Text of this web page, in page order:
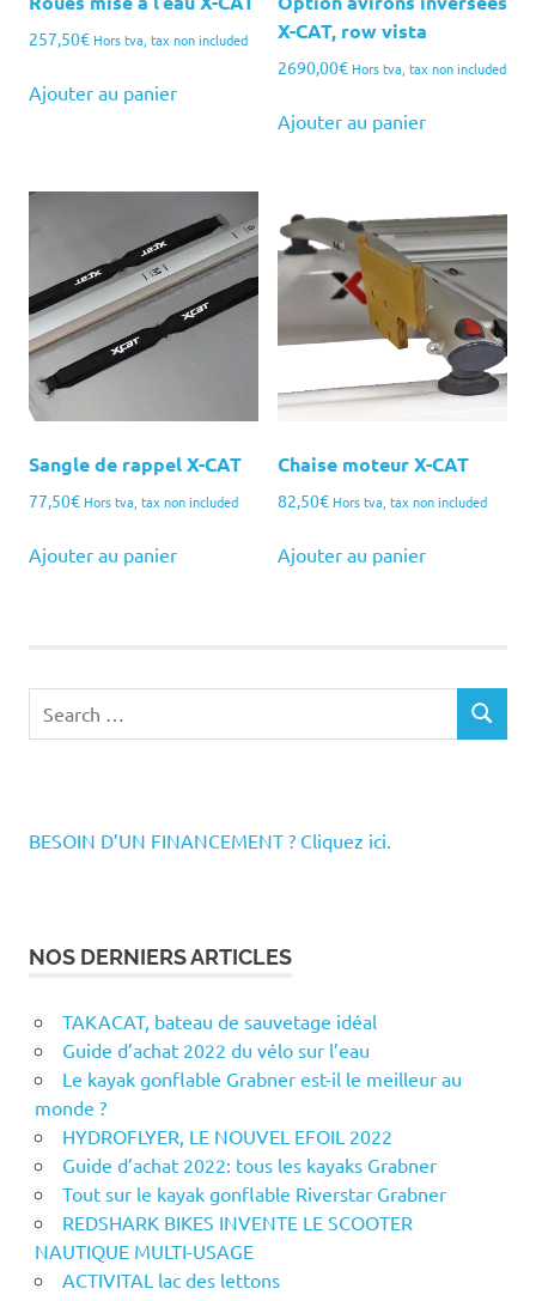
257,50€ Hors tva, tax non included
Ajouter au panier
X-CAT, row vista
2690,00€ Hors tva, tax non included
Ajouter au panier
Sangle de rappel X-CAT
77,50€ Hors tva, tax non included
Ajouter au panier
Chaise moteur X-CAT
82,50€ Hors tva, tax non included
Ajouter au panier
SEARCH
BESOIN D’UN FINANCEMENT ? Cliquez ici.
NOS DERNIERS ARTICLES
TAKACAT, bateau de sauvetage idéal
Guide d’achat 2022 du vélo sur l’eau
Le kayak gonflable Grabner est-il le meilleur au
monde ?
HYDROFLYER, LE NOUVEL EFOIL 2022
Guide d’achat 2022: tous les kayaks Grabner
Tout sur le kayak gonflable Riverstar Grabner
REDSHARK BIKES INVENTE LE SCOOTER
NAUTIQUE MULTI-USAGE
ACTIVITAL lac des lettons